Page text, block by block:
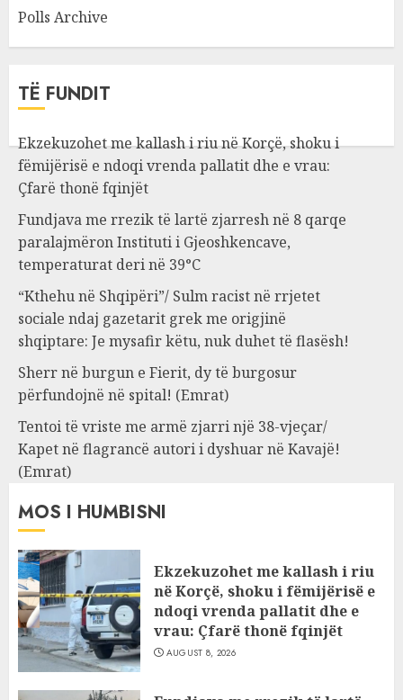
Polls Archive
TË FUNDIT
Ekzekuzohet me kallash i riu në Korçë, shoku i
fëmijërisë e ndoqi vrenda pallatit dhe e vrau:
Çfarë thonë fqinjët
Fundjava me rrezik të lartë zjarresh në 8 qarqe
paralajmëron Instituti i Gjeoshkencave,
temperaturat deri në 39°C
“Kthehu në Shqipëri”/ Sulm racist në rrjetet
sociale ndaj gazetarit grek me origjinë
shqiptare: Je mysafir këtu, nuk duhet të flasësh!
Sherr në burgun e Fierit, dy të burgosur
përfundojnë në spital! (Emrat)
Tentoi të vriste me armë zjarri një 38-vjeçar/
Kapet në flagrancë autori i dyshuar në Kavajë!
(Emrat)
MOS I HUMBISNI
Ekzekuzohet me kallash i riu
në Korçë, shoku i fëmijërisë e
ndoqi vrenda pallatit dhe e
vrau: Çfarë thonë fqinjët
AUGUST 8, 2026